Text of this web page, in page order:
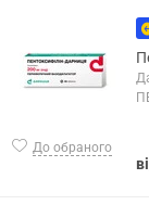
До обраного